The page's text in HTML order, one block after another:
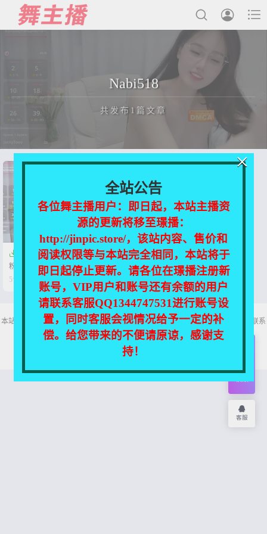



主播合集
用户中心
会员登陆
Nabi518
共发布1篇文章
正在为您加载新内容

【韩国网红】Nabi518 眼镜御姐
粉丝房诱惑发骚【7V-4.97G】
5个月前
 0  5
本站所有资源均收集自互联网，仅供个人欣赏交流，如不慎侵犯了您的权益，请联系
我们，我们将尽快处理！
Copyright © 2026 舞主播
全站公告
各位舞主播用户：即日起，本站主播资
源的更新将移至璟播：
http://jinpic.store/，该站内容、售价和
阅读权限等与本站完全相同，本站将于
即日起停止更新。请各位在璟播注册新
账号，VIP用户和账号还有余额的用户
请联系客服QQ1344747531进行账号设
置，同时客服会视情况给予一定的补
偿。给您带来的不便请原谅，感谢支
持！
×
会员
客服